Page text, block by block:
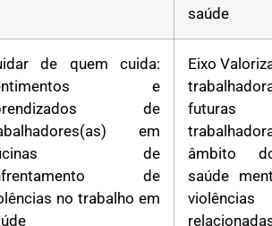
saúde
de quem cuida:
e
de
em
de
de
no trabalho em
Eixo
futuras
âmbito
saúde
violências